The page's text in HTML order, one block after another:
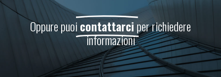
Oppure puoicontattarciper richiedere
informazioni